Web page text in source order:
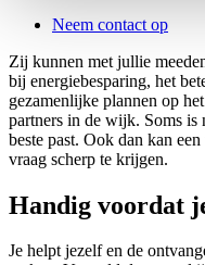
Neem contact op
Zij kunnen met jullie
bij energiebesparing, het
gezamenlijke plannen op
partners in de wijk. Soms
beste past. Ook dan kan
vraag scherp te krijgen.
Handig voordat
Je helpt jezelf en de